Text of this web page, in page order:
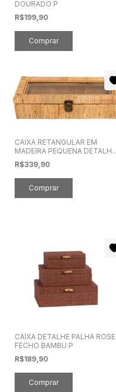
DOURADO P
R$199,90
CAIXA RETANGULAR EM
MADEIRA PEQUENA DETALHE
PALHA BEGE
R$339,90
CAIXA DETALHE PALHA ROSE
FECHO BAMBU P
R$189,90